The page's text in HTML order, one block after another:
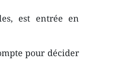
est entrée en
pour décider